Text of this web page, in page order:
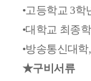
•고등학교 3
•대학교 최종
•방송통신대
★구비서류